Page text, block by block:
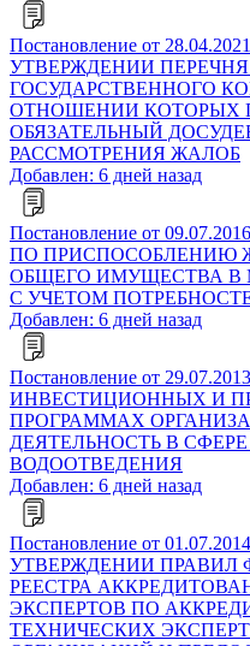
Постановление от
УТВЕРЖДЕНИИ
ГОСУДАРСТВЕННОГО
ОТНОШЕНИИ КОТОРЫХ
ОБЯЗАТЕЛЬНЫЙ
РАССМОТРЕНИЯ ЖАЛОБ
Добавлен: 6 дней назад
Постановление от
ПО ПРИСПОСОБЛЕНИЮ
ОБЩЕГО ИМУЩЕСТВА В
С УЧЕТОМ
Добавлен: 6 дней назад
Постановление от
ИНВЕСТИЦИОННЫХ И
ПРОГРАММАХ
ДЕЯТЕЛЬНОСТЬ В
ВОДООТВЕДЕНИЯ
Добавлен: 6 дней назад
Постановление от
УТВЕРЖДЕНИИ ПРАВИЛ
РЕЕСТРА
ЭКСПЕРТОВ ПО
ТЕХНИЧЕСКИХ